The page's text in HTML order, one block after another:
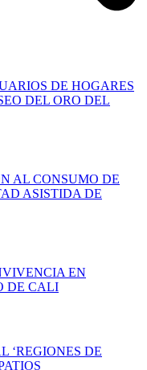
DE HOGARES
DEL ORO DEL
AL CONSUMO DE
ASISTIDA DE
EN
DE CALI
‘REGIONES DE